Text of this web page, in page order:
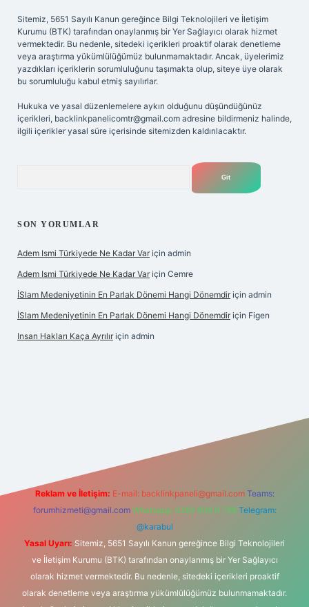
Sitemiz, 5651 Sayılı Kanun gereğince Bilgi Teknolojileri ve İletişim
Kurumu (BTK) tarafından onaylanmış bir Yer Sağlayıcı olarak hizmet
vermektedir. Bu nedenle, sitedeki içerikleri proaktif olarak denetleme
veya araştırma yükümlülüğümüz bulunmamaktadır. Ancak, üyelerimiz
yazdıkları içeriklerin sorumluluğunu taşımakta olup, siteye üye olarak
bu sorumluluğu kabul etmiş sayılırlar.
Hukuka ve yasal düzenlemelere aykırı olduğunu düşündüğünüz
içerikleri, backlinkpanelicomtr@gmail.com adresine bildirmeniz halinde,
ilgili içerikler yasal süre içerisinde sitemizden kaldırılacaktır.
SON YORUMLAR
Adem Ismi Türkiyede Ne Kadar Var için admin
Adem Ismi Türkiyede Ne Kadar Var için Cemre
İSlam Medeniyetinin En Parlak Dönemi Hangi Dönemdir için admin
İSlam Medeniyetinin En Parlak Dönemi Hangi Dönemdir için Figen
Insan Hakları Kaça Ayrılır için admin
Reklam ve İletişim: E-mail: backlinkpaneli@gmail.com Teams:
forumhizmeti@gmail.com Whatsapp: 0262 606 0 726 Telegram:
@karabul
Yasal Uyarı: Sitemiz, 5651 Sayılı Kanun gereğince Bilgi Teknolojileri
ve İletişim Kurumu (BTK) tarafından onaylanmış bir Yer Sağlayıcı
olarak hizmet vermektedir. Bu nedenle, sitedeki içerikleri proaktif
olarak denetleme veya araştırma yükümlülüğümüz bulunmamaktadır.